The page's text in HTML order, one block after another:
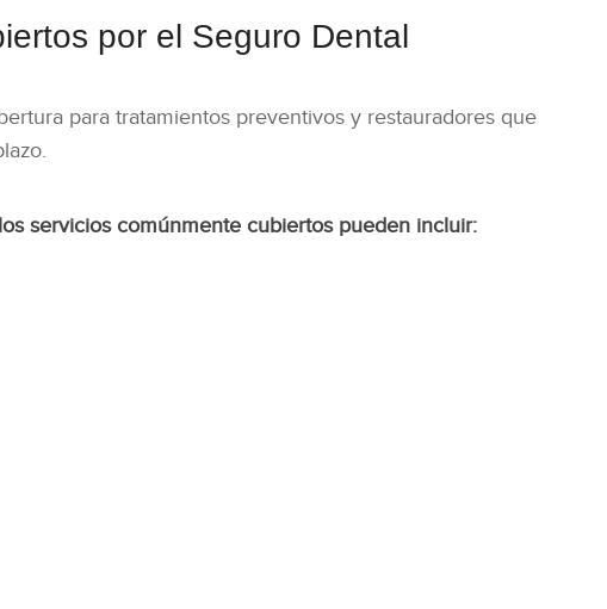
por el Seguro Dental
para tratamientos preventivos y restauradores que
servicios comúnmente cubiertos pueden incluir: